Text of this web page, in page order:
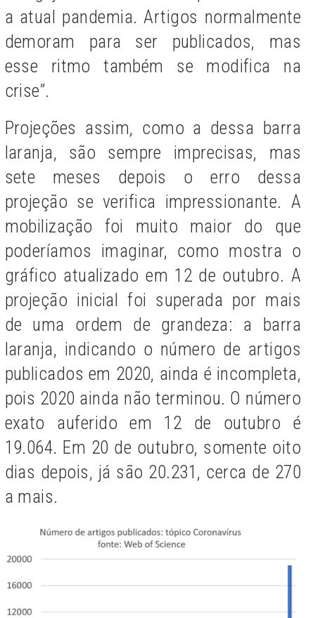
a atual pandemia. Artigos normalmente
demoram para ser publicados, mas
esse ritmo também se modifica na
crise”.
Projeções assim, como a dessa barra
laranja, são sempre imprecisas, mas
sete meses depois o erro dessa
projeção se verifica impressionante. A
mobilização foi muito maior do que
poderíamos imaginar, como mostra o
gráfico atualizado em 12 de outubro. A
projeção inicial foi superada por mais
de uma ordem de grandeza: a barra
laranja, indicando o número de artigos
publicados em 2020, ainda é incompleta,
pois 2020 ainda não terminou. O número
exato auferido em 12 de outubro é
19.064. Em 20 de outubro, somente oito
dias depois, já são 20.231, cerca de 270
a mais.